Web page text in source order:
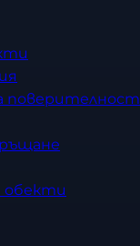
поверителност
обекти